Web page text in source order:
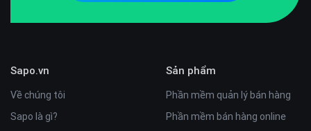
Sapo.vn
Về chúng tôi
Sapo là gì?
Sản phẩm
Phần mềm quản lý bán hàng
Phần mềm bán hàng online